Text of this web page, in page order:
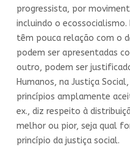
progressista, por
incluindo o
têm pouca relação com o
podem ser apresentadas
outro, podem ser
Humanos, na Justiça
princípios amplamente
ex., diz respeito à
melhor ou pior, seja qual
princípio da justiça social.